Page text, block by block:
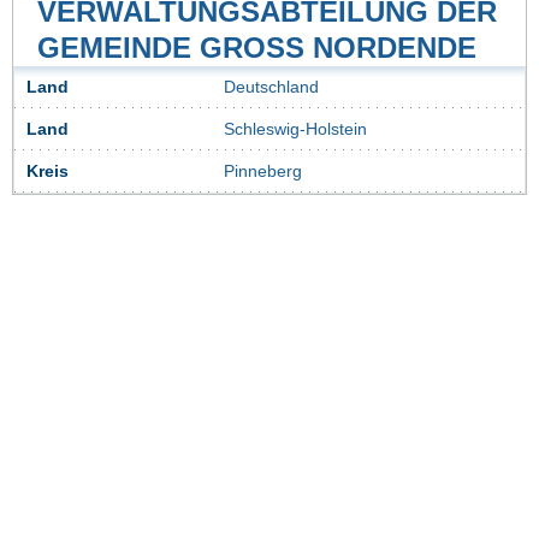
VERWALTUNGSABTEILUNG DER
GEMEINDE GROSS NORDENDE
Land Deutschland
Land Schleswig-Holstein
Kreis Pinneberg